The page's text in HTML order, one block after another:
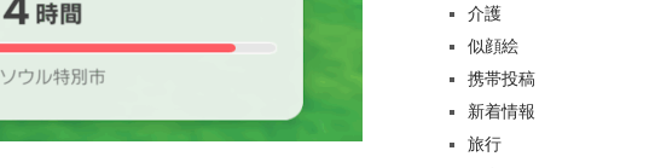
介護
似顔絵
携帯投稿
新着情報
旅行